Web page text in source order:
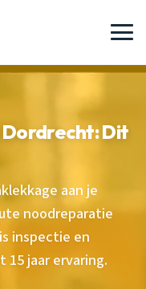
Dordrecht: Dit
aan je
noodreparatie
inspectie en
15 jaar ervaring.